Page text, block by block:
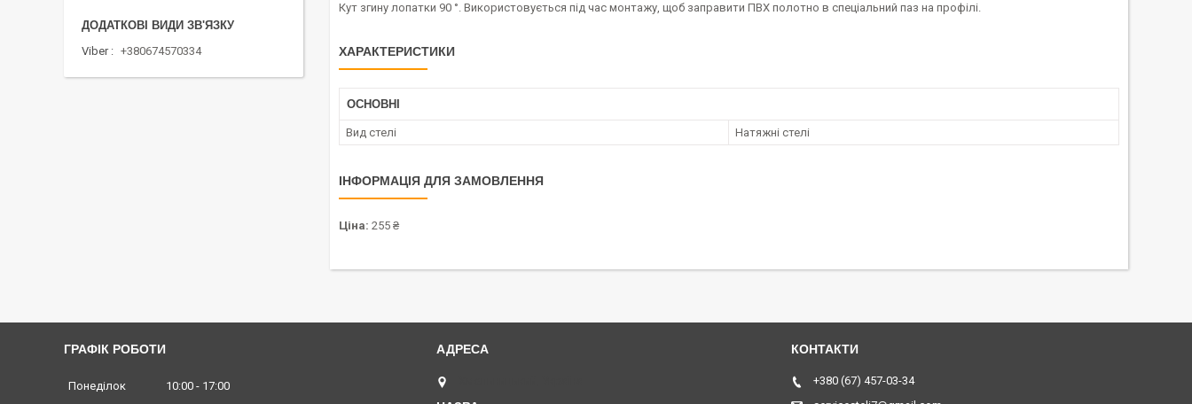
Кут згину лопатки 90 °. Використовується під час монтажу, щоб заправити ПВХ полотно в спеціальний паз на профілі.
ХАРАКТЕРИСТИКИ
ОСНОВНІ
Вид стелі Натяжні стелі
ІНФОРМАЦІЯ ДЛЯ ЗАМОВЛЕННЯ
Ціна: 255 ₴
Viber +380674570334
ГРАФІК РОБОТИ
Понеділок 10:00 17:00
+380 (67) 457-03-34